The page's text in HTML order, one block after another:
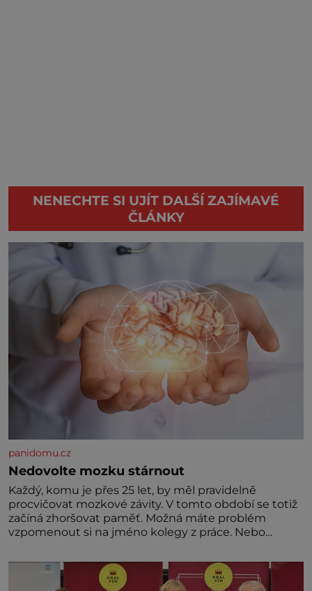
NENECHTE SI UJÍT DALŠÍ ZAJÍMAVÉ
ČLÁNKY
panidomu.cz
Nedovolte mozku stárnout
Každý, komu je přes 25 let, by měl pravidelně
procvičovat mozkové závity. V tomto období se totiž
začíná zhoršovat paměť. Možná máte problém
vzpomenout si na jméno kolegy z práce. Nebo
nedávno přečetli. Je to opravdu tak, s věkem jako
kdyby se paměť rozhodla stávkovat. Cvičte